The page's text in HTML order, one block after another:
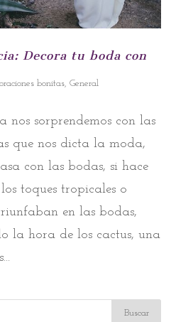
Decora tu boda con
bonitas, General
nos sorprendemos con las
que nos dicta la moda,
con las bodas, si hace
toques tropicales o
en las bodas,
la hora de los cactus, una